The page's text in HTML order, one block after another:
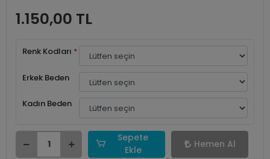
1.150,00 TL
Renk Kodları *
Erkek Beden
Kadın Beden
Sepete
Ekle
Hemen Al